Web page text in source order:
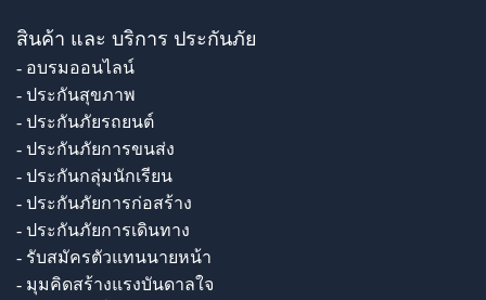
สินค้า และ บริการ ประกันภัย
- อบรมออนไลน์
- ประกันสุขภาพ
- ประกันภัยรถยนต์
- ประกันภัยการขนส่ง
- ประกันกลุ่มนักเรียน
- ประกันภัยการก่อสร้าง
- ประกันภัยการเดินทาง
- รับสมัครตัวแทนนายหน้า
- มุมคิดสร้างแรงบันดาลใจ